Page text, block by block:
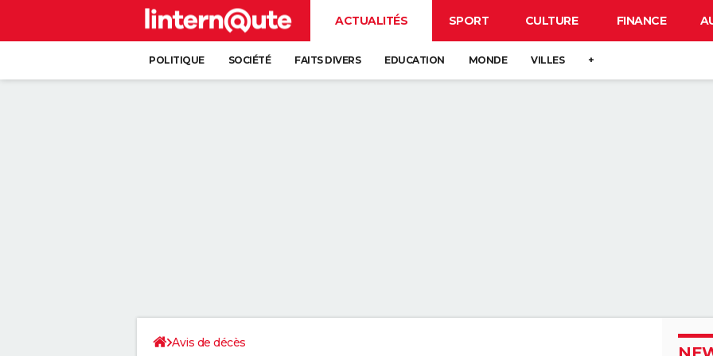
ACTUALITÉS SPORT CULTURE FINANCE
POLITIQUE SOCIÉTÉ FAITS DIVERS EDUCATION MONDE VILLES +
Avis de décès